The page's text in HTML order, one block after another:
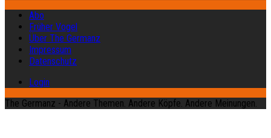
Abo
Früher Vogel
Über The Germanz
Impressum
Datenschutz
Login
The Germanz - Andere Themen. Andere Köpfe. Andere Meinungen.